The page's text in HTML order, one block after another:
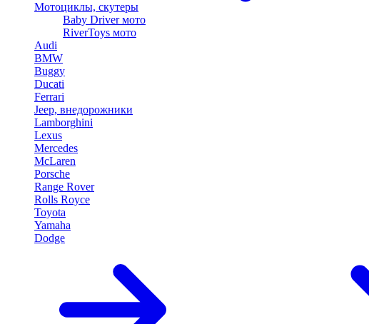
Мотоциклы, скутеры
Baby Driver мото
RiverToys мото
Audi
BMW
Buggy
Ducati
Ferrari
Jeep, внедорожники
Lamborghini
Lexus
Mercedes
McLaren
Porsche
Range Rover
Rolls Royce
Toyota
Yamaha
Dodge